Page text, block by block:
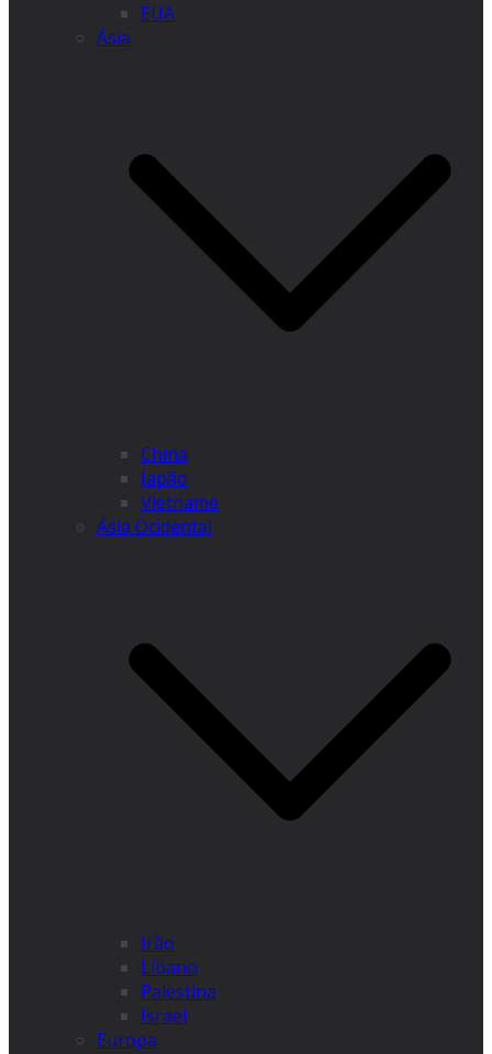
EUA
Ásia
China
Japão
Vietname
Ásia Ocidental
Irão
Líbano
Palestina
Israel
Europa